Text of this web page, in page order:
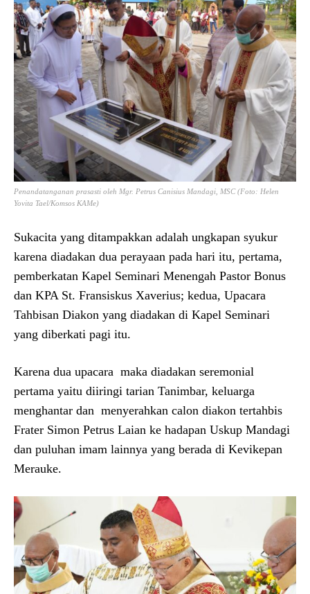
Penandatanganan prasasti oleh Mgr. Petrus Canisius Mandagi, MSC (Foto: Helen
Yovita Tael/Komsos KAMe)
Sukacita yang ditampakkan adalah ungkapan syukur
karena diadakan dua perayaan pada hari itu, pertama,
pemberkatan Kapel Seminari Menengah Pastor Bonus
dan KPA St. Fransiskus Xaverius; kedua, Upacara
Tahbisan Diakon yang diadakan di Kapel Seminari
yang diberkati pagi itu.
Karena dua upacara maka diadakan seremonial
pertama yaitu diiringi tarian Tanimbar, keluarga
menghantar dan menyerahkan calon diakon tertahbis
Frater Simon Petrus Laian ke hadapan Uskup Mandagi
dan puluhan imam lainnya yang berada di Kevikepan
Merauke.